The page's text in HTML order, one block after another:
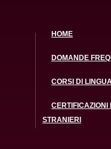
HOME
DOMANDE
CORSI DI
CERTIFICAZIONI
STRANIERI